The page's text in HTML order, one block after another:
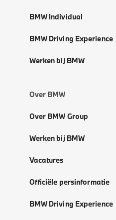
BMW Individual
BMW Driving Experience
Werken bij BMW
Over BMW
Over BMW Group
Werken bij BMW
Vacatures
Officiële persinformatie
BMW Driving Experience